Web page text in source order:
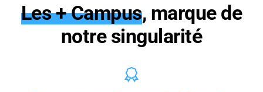
Les + Campus, marque de
notre singularité